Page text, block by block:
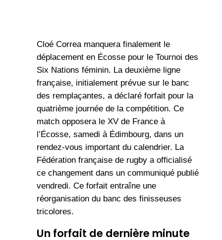
Cloé Correa manquera finalement le
déplacement en Écosse pour le Tournoi des
Six Nations féminin. La deuxième ligne
française, initialement prévue sur le banc
des remplaçantes, a déclaré forfait pour la
quatrième journée de la compétition. Ce
match opposera le XV de France à
l’Écosse, samedi à Édimbourg, dans un
rendez-vous important du calendrier. La
Fédération française de rugby a officialisé
ce changement dans un communiqué publié
vendredi. Ce forfait entraîne une
réorganisation du banc des finisseuses
tricolores.
Un forfait de dernière minute